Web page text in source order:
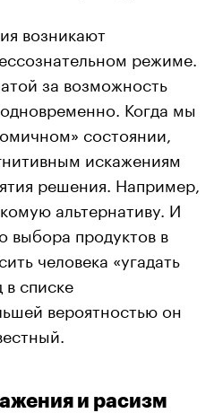
возникают
режиме.
за возможность
Когда мы
состоянии,
искажениям
решения. Например,
альтернативу. И
выбора продуктов в
человека «угадать
списке
вероятностью он
и расизм